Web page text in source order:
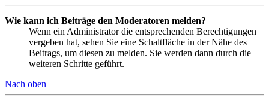
Wie kann ich Beiträge den Moderatoren melden?
Wenn ein Administrator die entsprechenden Berechtigungen
vergeben hat, sehen Sie eine Schaltfläche in der Nähe des
Beitrags, um diesen zu melden. Sie werden dann durch die
weiteren Schritte geführt.
Nach oben